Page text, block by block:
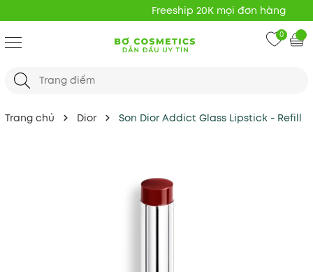
Freeship 20K mọi đơn hàng
0
Trang chủ Dior Son Dior Addict Glass Lipstick - Refill